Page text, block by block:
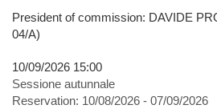
President of commission: DAVIDE
04/A)
10/09/2026 15:00
Sessione autunnale
Reservation: 10/08/2026 - 07/09/2026